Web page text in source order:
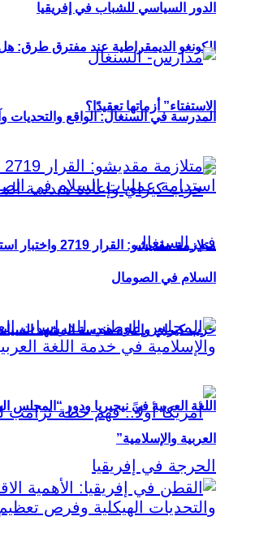
الكونغو الديمقراطية عند مفترق طرق:
الاستفتاء” أزماتها تعقيدًا؟
حزب كيراي وإعادة هندسة المشهد
الدور السياسي للشباب في إفريقيا
المدرسة في السنغال: الواقع والتحديات
متلازمة مقديشو:
السلام في الصومال
اللغة العربية في نيجيريا ودور “المجلس
العربية والإسلامية”